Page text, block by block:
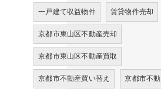
一戸建て収益物件 賃貸物件売却
京都市東山区不動産売却
京都市東山区不動産買取
京都市不動産買い替え 京都市不